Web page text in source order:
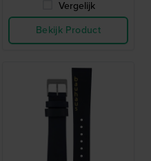
Vergelijk
Bekijk Product